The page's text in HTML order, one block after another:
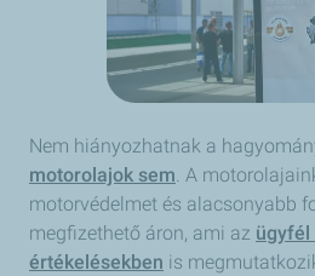
Nem hiányozhatnak a
motorolajok sem. A
motorvédelmet és alacsonyabb
megfizethető áron, ami az ügyfél
értékelésekben is